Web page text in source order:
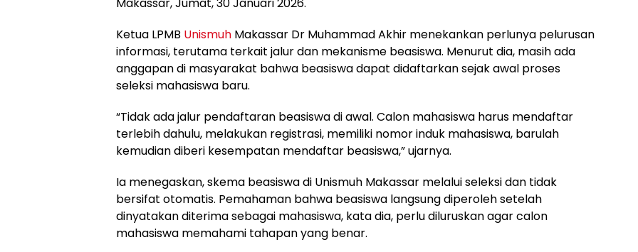
Ketua LPMB Unismuh Makassar Dr Muhammad Akhir menekankan perlunya pelurusan
informasi, terutama terkait jalur dan mekanisme beasiswa. Menurut dia, masih ada
anggapan di masyarakat bahwa beasiswa dapat didaftarkan sejak awal proses
seleksi mahasiswa baru.
“Tidak ada jalur pendaftaran beasiswa di awal. Calon mahasiswa harus mendaftar
terlebih dahulu, melakukan registrasi, memiliki nomor induk mahasiswa, barulah
kemudian diberi kesempatan mendaftar beasiswa,” ujarnya.
Ia menegaskan, skema beasiswa di Unismuh Makassar melalui seleksi dan tidak
bersifat otomatis. Pemahaman bahwa beasiswa langsung diperoleh setelah
dinyatakan diterima sebagai mahasiswa, kata dia, perlu diluruskan agar calon
mahasiswa memahami tahapan yang benar.